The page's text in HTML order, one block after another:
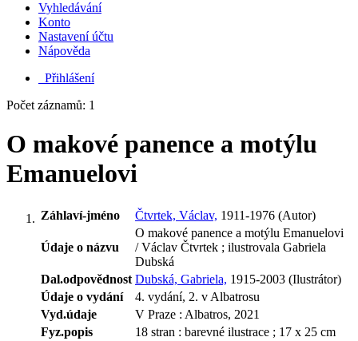
Vyhledávání
Konto
Nastavení účtu
Nápověda
Přihlášení
Počet záznamů: 1
O makové panence a motýlu
Emanuelovi
Záhlaví-jméno Čtvrtek, Václav, 1911-1976 (Autor)
Údaje o názvu
O makové panence a motýlu Emanuelovi
/ Václav Čtvrtek ; ilustrovala Gabriela
Dubská
Dal.odpovědnost Dubská, Gabriela, 1915-2003 (Ilustrátor)
Údaje o vydání
4. vydání, 2. v Albatrosu
Vyd.údaje
V Praze : Albatros, 2021
Fyz.popis
18 stran : barevné ilustrace ; 17 x 25 cm